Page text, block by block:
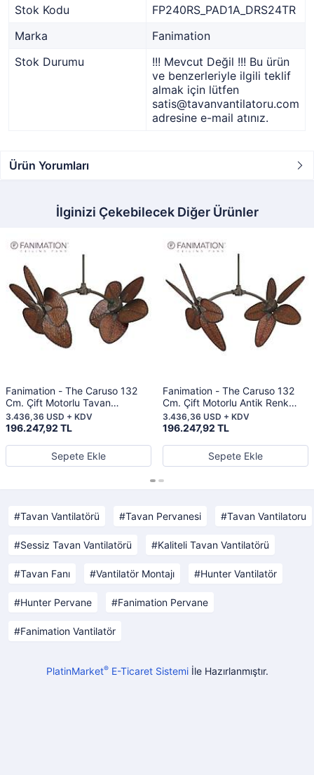
Stok Kodu
FP240RS_PAD1A_DRS24TR
Marka
Fanimation
Stok Durumu
!!! Mevcut Değil !!! Bu ürün
ve benzerleriyle ilgili teklif
almak için lütfen
satis@tavanvantilatoru.com
adresine e-mail atınız.
Ürün Yorumları
İlginizi Çekebilecek Diğer Ürünler
Fanimation - The Caruso 132
Cm. Çift Motorlu Tavan
Vantilatörü
196.247,92 TL
3.436,36 USD + KDV
Sepete Ekle
Fanimation - The Caruso 132
Cm. Çift Motorlu Antik Renk
Bambu Örme Kanatlı Tavan
Vantilatörü
196.247,92 TL
3.436,36 USD + KDV
Sepete Ekle
Tavan Vantilatörü Tavan Pervanesi Tavan Vantilatoru
Sessiz Tavan Vantilatörü Kaliteli Tavan Vantilatörü
Tavan Fanı Vantilatör Montajı Hunter Vantilatör
Hunter Pervane Fanimation Pervane
Fanimation Vantilatör
PlatinMarket®E-Ticaret Sistemiİle Hazırlanmıştır.